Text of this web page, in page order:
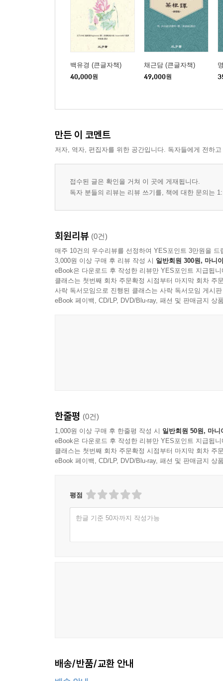
백유경 (큰글자책)
40,000원
채근담 (큰글자책)
49,000원
만든 이 코멘트
저자, 역자, 편집자를 위한 공간입니다. 독자들에게 전하
접수된 글은 확인을 거쳐 이 곳에 게재됩니다.
독자 분들의 리뷰는 리뷰 쓰기를, 책에 대한 문의는
회원리뷰 (0건)
매주 10건의 우수리뷰를 선정하여 YES포인트 3만원을 드
3,000원 이상 구매 후 리뷰 작성 시 일반회원 300원, 마니
eBook은 다운로드 후 작성한 리뷰만 YES포인트 지급됩니
클래스는 첫번째 회차 주문확정 시점부터 마지막 회차 주
사락 독서모임으로 진행된 클래스는 사락 독서모임 게시
eBook 페이백, CD/LP, DVD/Blu-ray, 패션 및 판매금지 상
한줄평 (0건)
1,000원 이상 구매 후 한줄평 작성 시 일반회원 50원, 마니
eBook은 다운로드 후 작성한 리뷰만 YES포인트 지급됩니
클래스는 첫번째 회차 주문확정 시점부터 마지막 회차 주
eBook 페이백, CD/LP, DVD/Blu-ray, 패션 및 판매금지 상
평점
한글 기준 50자까지 작성가능
배송/반품/교환 안내